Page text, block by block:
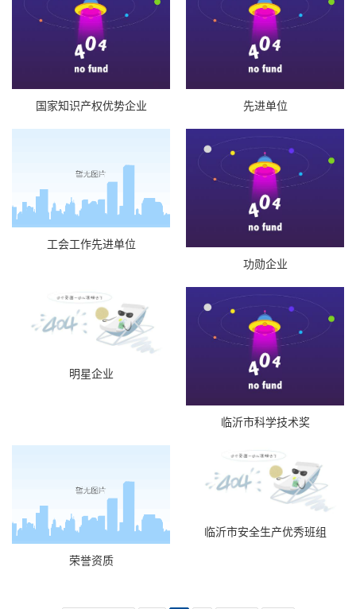
国家知识产权优势企业 先进单位
工会工作先进单位
功勋企业
明星企业
临沂市科学技术奖
荣誉资质
临沂市安全生产优秀班组